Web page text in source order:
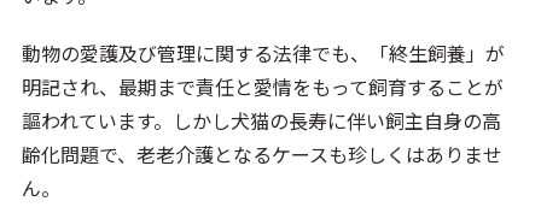
動物の愛護及び管理に関する法律でも、「終生飼養」が
明記され、最期まで責任と愛情をもって飼育することが
謳われています。しかし犬猫の長寿に伴い飼主自身の高
齢化問題で、老老介護となるケースも珍しくはありませ
ん。